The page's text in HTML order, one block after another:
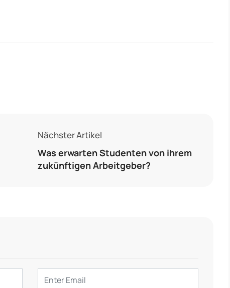
Nächster Artikel
Was erwarten Studenten von ihrem
zukünftigen Arbeitgeber?